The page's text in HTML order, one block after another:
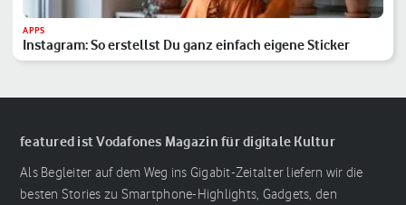
APPS
Instagram: So erstellst Du ganz einfach eigene Sticker
featured ist Vodafones Magazin für digitale Kultur
Als Begleiter auf dem Weg ins Gigabit-Zeitalter liefern wir die
besten Stories zu Smartphone-Highlights, Gadgets, den